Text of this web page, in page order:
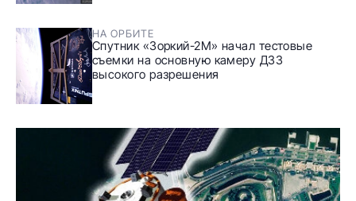
НА ОРБИТЕ
Спутник «Зоркий-2М» начал тестовые
съемки на основную камеру ДЗЗ
высокого разрешения